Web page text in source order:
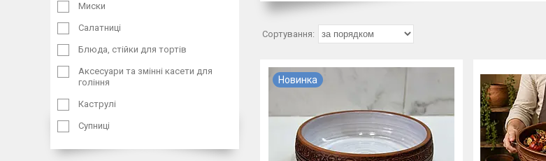
Новинка
Миски
Салатниці
Блюда, стійки для тортів
Аксесуари та змінні касети для
гоління
Каструлі
Супниці